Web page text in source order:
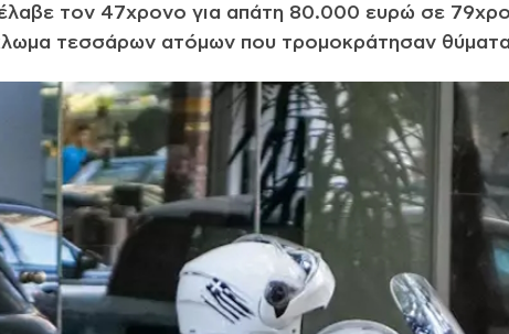
τον 47χρονο για απάτη 80.000 ευρώ σε
τεσσάρων ατόμων που τρομοκράτησαν θύματα